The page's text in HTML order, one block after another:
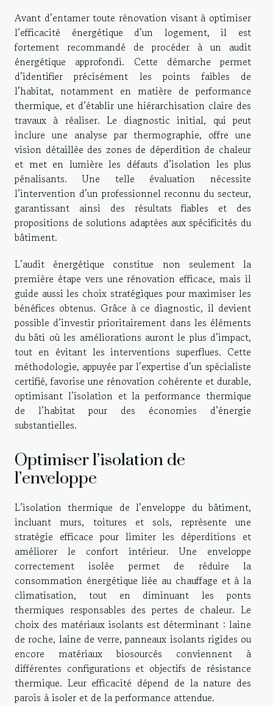
Avant d’entamer toute rénovation visant à optimiser
l’efficacité énergétique d’un logement, il est
fortement recommandé de procéder à un audit
énergétique approfondi. Cette démarche permet
d’identifier précisément les points faibles de
l’habitat, notamment en matière de performance
thermique, et d’établir une hiérarchisation claire des
travaux à réaliser. Le diagnostic initial, qui peut
inclure une analyse par thermographie, offre une
vision détaillée des zones de déperdition de chaleur
et met en lumière les défauts d’isolation les plus
pénalisants. Une telle évaluation nécessite
l’intervention d’un professionnel reconnu du secteur,
garantissant ainsi des résultats fiables et des
propositions de solutions adaptées aux spécificités du
bâtiment.
L’audit énergétique constitue non seulement la
première étape vers une rénovation efficace, mais il
guide aussi les choix stratégiques pour maximiser les
bénéfices obtenus. Grâce à ce diagnostic, il devient
possible d’investir prioritairement dans les éléments
du bâti où les améliorations auront le plus d’impact,
tout en évitant les interventions superflues. Cette
méthodologie, appuyée par l’expertise d’un spécialiste
certifié, favorise une rénovation cohérente et durable,
optimisant l’isolation et la performance thermique
de l’habitat pour des économies d’énergie
substantielles.
Optimiser l’isolation de
l’enveloppe
L’isolation thermique de l’enveloppe du bâtiment,
incluant murs, toitures et sols, représente une
stratégie efficace pour limiter les déperditions et
améliorer le confort intérieur. Une enveloppe
correctement isolée permet de réduire la
consommation énergétique liée au chauffage et à la
climatisation, tout en diminuant les ponts
thermiques responsables des pertes de chaleur. Le
choix des matériaux isolants est déterminant : laine
de roche, laine de verre, panneaux isolants rigides ou
encore matériaux biosourcés conviennent à
différentes configurations et objectifs de résistance
thermique. Leur efficacité dépend de la nature des
parois à isoler et de la performance attendue.